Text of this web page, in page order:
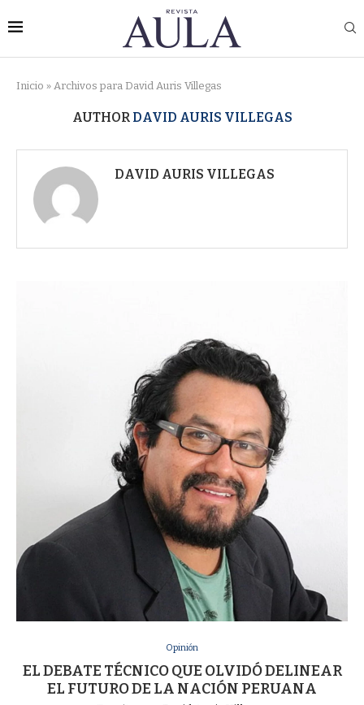
Inicio » Archivos para David Auris Villegas
AUTHOR DAVID AURIS VILLEGAS
DAVID AURIS VILLEGAS
Opinión
EL DEBATE TÉCNICO QUE OLVIDÓ DELINEAR
EL FUTURO DE LA NACIÓN PERUANA